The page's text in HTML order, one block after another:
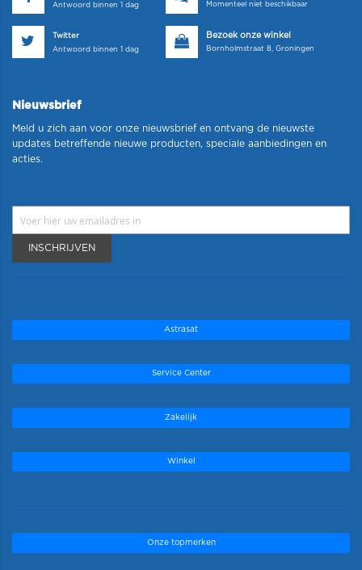
Antwoord binnen 1 dag
Momenteel niet beschikbaar
Twitter
Antwoord binnen 1 dag
Bezoek onze winkel
Bornholmstraat 8, Groningen
Nieuwsbrief
Meld u zich aan voor onze nieuwsbrief en ontvang de nieuwste
updates betreffende nieuwe producten, speciale aanbiedingen en
acties.
INSCHRIJVEN
Astrasat
Service Center
Zakelijk
Winkel
Onze topmerken